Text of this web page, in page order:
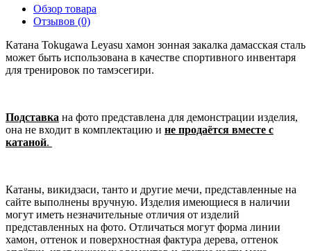
Обзор товара
Отзывов (0)
Катана Tokugawa Leyasu хамон зонная закалка дамасская сталь
может быть использована в качестве спортивного инвентаря
для тренировок по тамэсегири.
Подставка на фото представлена для демонстрации изделия,
она не входит в комплектацию и не продаётся вместе с
катаной.
Катаны, викидзаси, танто и другие мечи, представленные на
сайте выполнены вручную. Изделия имеющиеся в наличии
могут иметь незначительные отличия от изделий
представленных на фото. Отличаться могут форма линии
хамон, оттенок и поверхностная фактура дерева, оттенок